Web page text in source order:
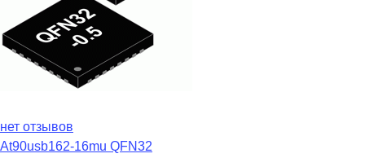
нет отзывов
At90usb162-16mu QFN32